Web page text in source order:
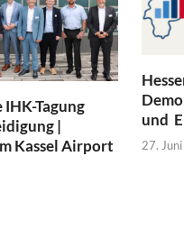
Tagung
|
Kassel Airport
und
27.